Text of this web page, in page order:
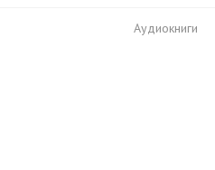
Аудиокниги